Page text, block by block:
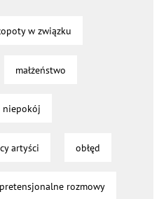
w związku
małżeństwo
niepokój
artyści obłęd
pretensjonalne rozmowy